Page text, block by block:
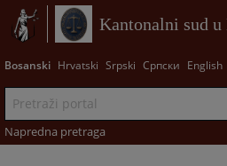
Kantonalni sud
Bosanski Hrvatski Srpski Српски English
Napredna pretraga